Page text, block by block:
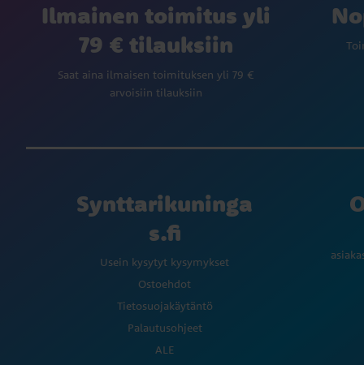
Ilmainen toimitus yli
79 € tilauksiin
Saat aina ilmaisen toimituksen yli 79 €
arvoisiin tilauksiin
Synttarikuninga
s.fi
Usein kysytyt kysymykset
Ostoehdot
Tietosuojakäytäntö
Palautusohjeet
ALE